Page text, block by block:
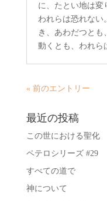
に、たとい地は変
われらは恐れない
き、あわだつとも
動くとも、われら
« 前のエントリー
最近の投稿
この世における聖化
ペテロシリーズ #29
すべての道で
神について